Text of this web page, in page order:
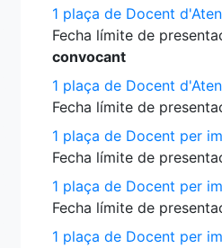
1 plaça de Docent
Fecha límite de
convocant
1 plaça de Docent
Fecha límite de
1 plaça de Docent per
Fecha límite de
1 plaça de Docent per
Fecha límite de
1 plaça de Docent per